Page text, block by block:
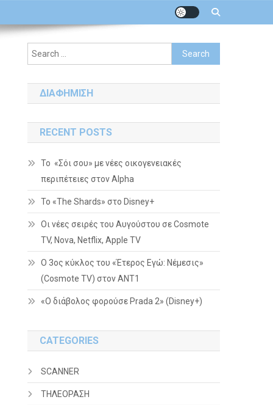
Search
for:
ΔΙΑΦΗΜΙΣΗ
RECENT POSTS
Το «Σόι σου» με νέες οικογενειακές
περιπέτειες στον Alpha
To «The Shards» στο Disney+
Οι νέες σειρές του Αυγούστου σε Cosmote
TV, Nova, Netflix, Apple TV
Ο 3ος κύκλος του «Έτερος Εγώ: Νέμεσις»
(Cosmote TV) στον ΑΝΤ1
«Ο διάβολος φορούσε Prada 2» (Disney+)
CATEGORIES
SCANNER
ΤΗΛΕΟΡΑΣΗ